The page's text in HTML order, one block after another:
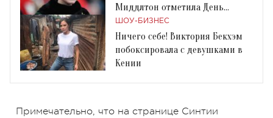
Миддлтон отметила День
святого Патрика
ШОУ-БИЗНЕС
Ничего себе! Виктория Бекхэм
побоксировала с девушками в
Кении
Примечательно, что на странице Синтии